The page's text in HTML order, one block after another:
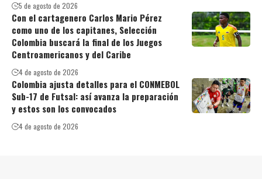
5 de agosto de 2026
Con el cartagenero Carlos Mario Pérez
como uno de los capitanes, Selección
Colombia buscará la final de los Juegos
Centroamericanos y del Caribe
4 de agosto de 2026
Colombia ajusta detalles para el CONMEBOL
Sub-17 de Futsal: así avanza la preparación
y estos son los convocados
4 de agosto de 2026